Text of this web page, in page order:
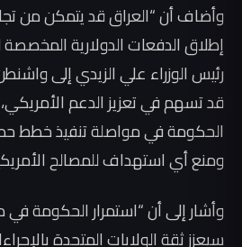
وأضاف أن “العراق قد يتمكن من
إطلاق الدفعات الدولارية المخصصة
رئيس الوزراء علي الزيدي إلى
قد تسهم في تعزيز الدعم
الحكومة في مواصلة تنفيذ خطط
ومنع أي استهداف للمصالح
وأشار إلى أن “استمرار الحكومة
سيعزز ثقة الولايات المتحدة